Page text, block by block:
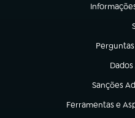
(abre em
(abre em
(abre
Sanções
(abre em
Ferramentas e
(abre em nova